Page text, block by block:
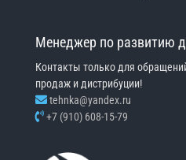
Менеджер по развитию
Контакты только для
продаж и дистрибуции!
tehnka@yandex.ru
+7 (910) 608-15-79